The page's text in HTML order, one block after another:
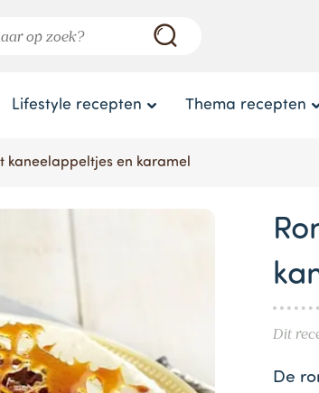
Lifestyle recepten Thema recepten
kaneelappeltjes en karamel
Dit
De